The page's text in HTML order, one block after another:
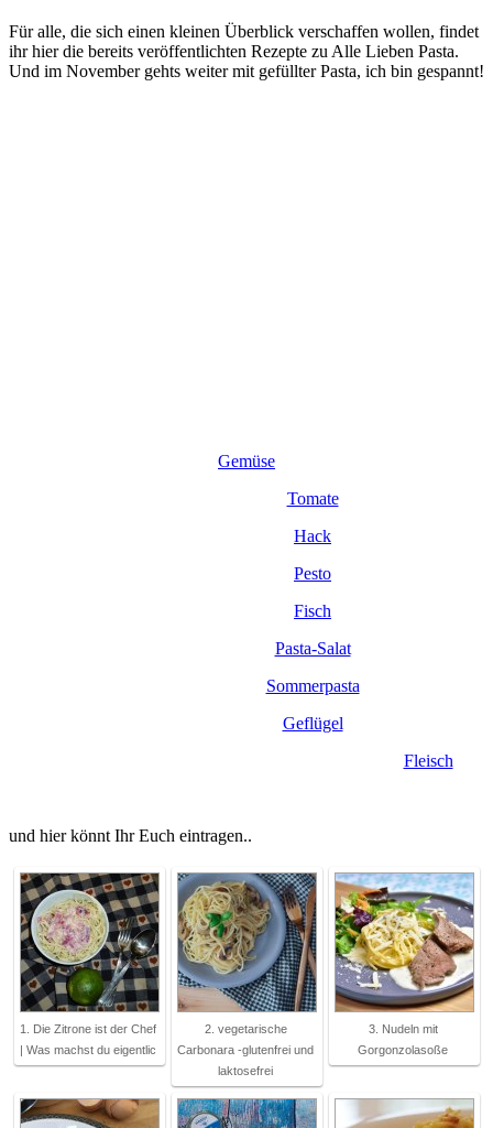
Für alle, die sich einen kleinen Überblick verschaffen wollen, findet
ihr hier die bereits veröffentlichten Rezepte zu Alle Lieben Pasta.
Und im November gehts weiter mit gefüllter Pasta, ich bin gespannt!
Gemüse
Tomate
Hack
Pesto
Fisch
Pasta-Salat
Sommerpasta
Geflügel
Fleisch
und hier könnt Ihr Euch eintragen..
1. Die Zitrone ist der Chef
| Was machst du eigentlic
2. vegetarische
Carbonara -glutenfrei und
laktosefrei
3. Nudeln mit
Gorgonzolasoße